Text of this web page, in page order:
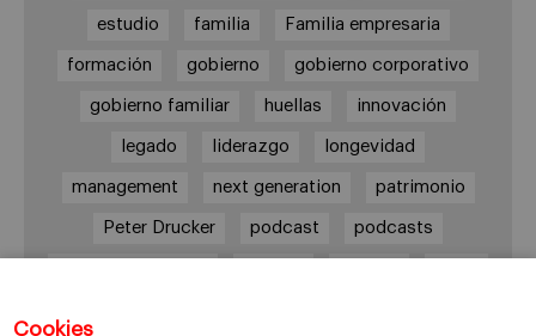
Cookies
estudio familia Familia empresaria
formación gobierno gobierno corporativo
gobierno familiar huellas innovación
legado liderazgo longevidad
management next generation patrimonio
Peter Drucker podcast podcasts